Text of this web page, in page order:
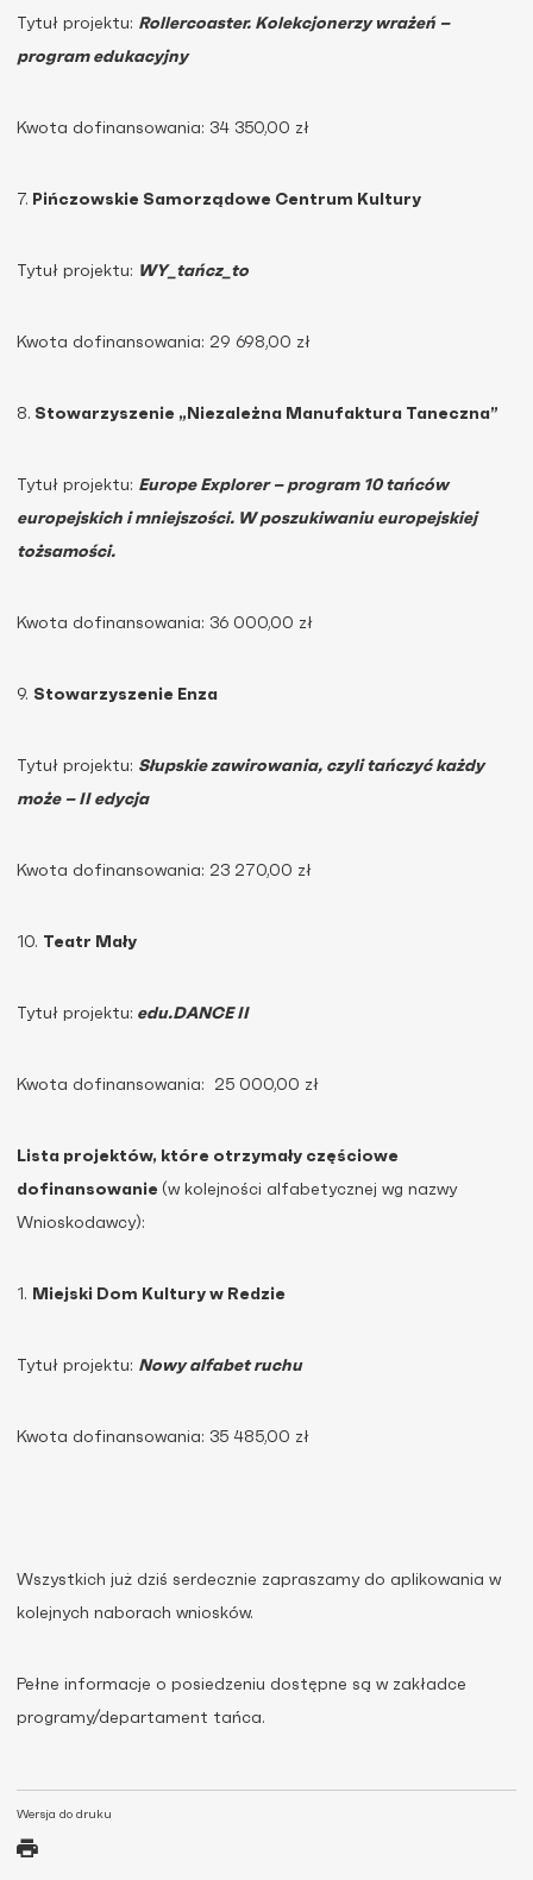
Wersja do druku
Tytuł projektu: Rollercoaster. Kolekcjonerzy wrażeń –
program edukacyjny
Kwota dofinansowania: 34 350,00 zł
7. Pińczowskie Samorządowe Centrum Kultury
Tytuł projektu: WY_tańcz_to
Kwota dofinansowania: 29 698,00 zł
8. Stowarzyszenie „Niezależna Manufaktura Taneczna”
Tytuł projektu: Europe Explorer – program 10 tańców
europejskich i mniejszości. W poszukiwaniu europejskiej
tożsamości.
Kwota dofinansowania: 36 000,00 zł
9. Stowarzyszenie Enza
Tytuł projektu: Słupskie zawirowania, czyli tańczyć każdy
może – II edycja
Kwota dofinansowania: 23 270,00 zł
10. Teatr Mały
Tytuł projektu: edu.DANCE II
Kwota dofinansowania: 25 000,00 zł
Lista projektów, które otrzymały częściowe
dofinansowanie (w kolejności alfabetycznej wg nazwy
Wnioskodawcy):
1. Miejski Dom Kultury w Redzie
Tytuł projektu: Nowy alfabet ruchu
Kwota dofinansowania: 35 485,00 zł
Wszystkich już dziś serdecznie zapraszamy do aplikowania w
kolejnych naborach wniosków.
Pełne informacje o posiedzeniu dostępne są w zakładce
programy/departament tańca.